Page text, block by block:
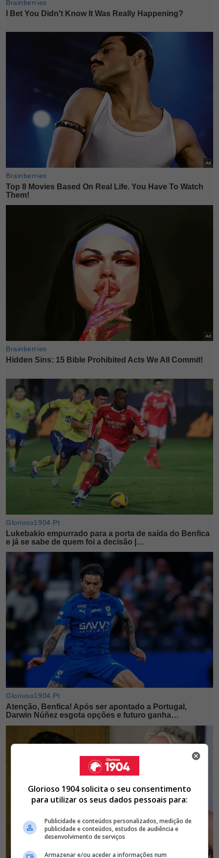
Glorioso 1904 solicita o seu consentimento
para utilizar os seus dados pessoais para:
Publicidade e conteúdos personalizados, medição de
publicidade e conteúdos, estudos de audiência e
desenvolvimento de serviços
Armazenar e/ou aceder a informações num